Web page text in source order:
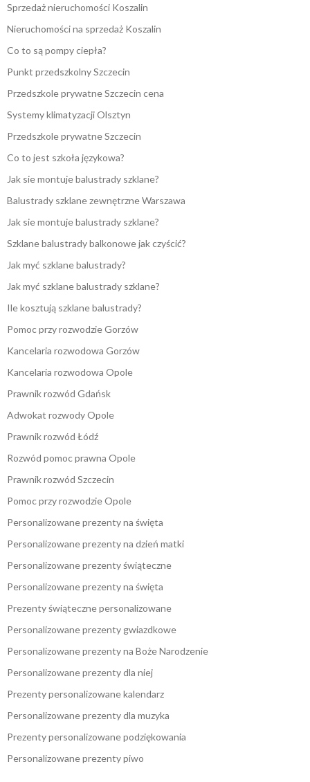
Sprzedaż nieruchomości Koszalin
Nieruchomości na sprzedaż Koszalin
Co to są pompy ciepła?
Punkt przedszkolny Szczecin
Przedszkole prywatne Szczecin cena
Systemy klimatyzacji Olsztyn
Przedszkole prywatne Szczecin
Co to jest szkoła językowa?
Jak sie montuje balustrady szklane?
Balustrady szklane zewnętrzne Warszawa
Jak sie montuje balustrady szklane?
Szklane balustrady balkonowe jak czyścić?
Jak myć szklane balustrady?
Jak myć szklane balustrady szklane?
Ile kosztują szklane balustrady?
Pomoc przy rozwodzie Gorzów
Kancelaria rozwodowa Gorzów
Kancelaria rozwodowa Opole
Prawnik rozwód Gdańsk
Adwokat rozwody Opole
Prawnik rozwód Łódź
Rozwód pomoc prawna Opole
Prawnik rozwód Szczecin
Pomoc przy rozwodzie Opole
Personalizowane prezenty na święta
Personalizowane prezenty na dzień matki
Personalizowane prezenty świąteczne
Personalizowane prezenty na święta
Prezenty świąteczne personalizowane
Personalizowane prezenty gwiazdkowe
Personalizowane prezenty na Boże Narodzenie
Personalizowane prezenty dla niej
Prezenty personalizowane kalendarz
Personalizowane prezenty dla muzyka
Prezenty personalizowane podziękowania
Personalizowane prezenty piwo